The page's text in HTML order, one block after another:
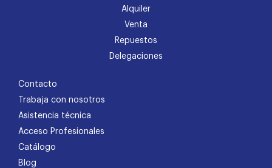
Alquiler
Venta
Repuestos
Delegaciones
Contacto
Trabaja con nosotros
Asistencia técnica
Acceso Profesionales
Catálogo
Blog